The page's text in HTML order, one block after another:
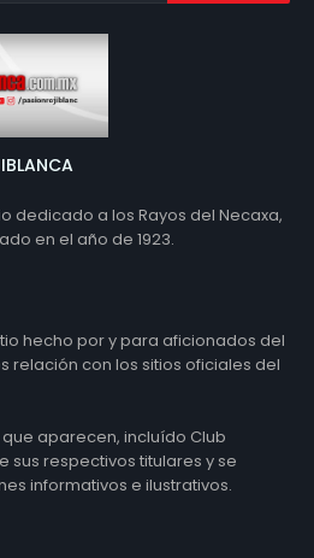
dedicado a los Rayos del Necaxa,
en el año de 1923.
hecho por y para aficionados del
relación con los sitios oficiales del
aparecen, incluído Club
sus respectivos titulares y se
informativos e ilustrativos.